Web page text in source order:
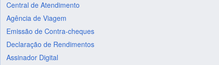
Central de Atendimento
Agência de Viagem
Emissão de Contra-cheques
Declaração de Rendimentos
Assinador Digital